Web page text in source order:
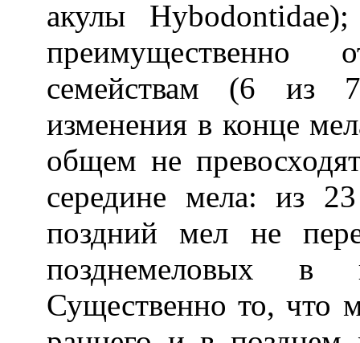
акулы
преимущественно
семействам (6 из
изменения в конце
общем не
середине мела: из
поздний мел не
позднемеловых
Существенно то, что